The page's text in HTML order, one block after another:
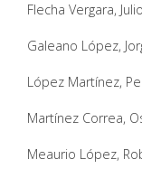
Flecha Vergara,
Galeano López,
López Martínez,
Martínez Correa,
Meaurio López,